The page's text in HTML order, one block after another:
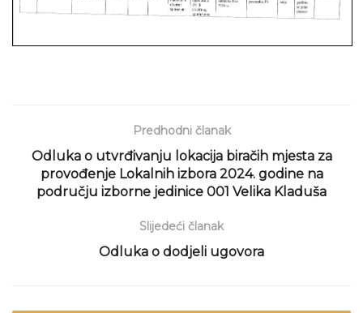
Predhodni članak
Odluka o utvrđivanju lokacija biračih mjesta za
provođenje Lokalnih izbora 2024. godine na
području izborne jedinice 001 Velika Kladuša
Slijedeći članak
Odluka o dodjeli ugovora